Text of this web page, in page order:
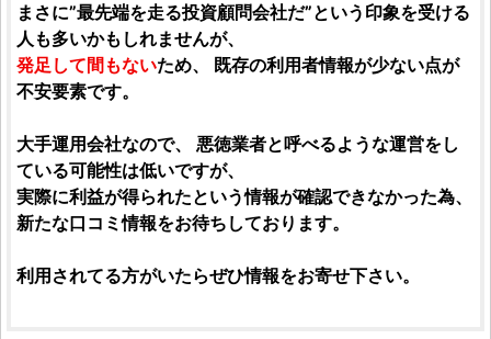
まさに”最先端を走る投資顧問会社だ”という印象を受ける
人も多いかもしれませんが、
発足して間もないため、 既存の利用者情報が少ない点が
不安要素です。
大手運用会社なので、 悪徳業者と呼べるような運営をし
ている可能性は低いですが、
実際に利益が得られたという情報が確認できなかった為、
新たな口コミ情報をお待ちしております。
利用されてる方がいたらぜひ情報をお寄せ下さい。